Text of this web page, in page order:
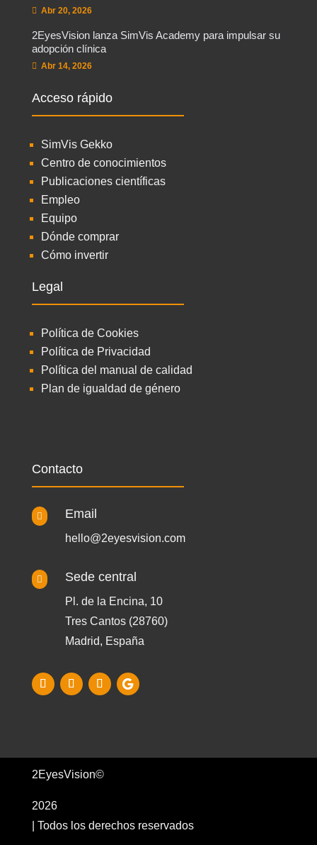
Abr 20, 2026
2EyesVision lanza SimVis Academy para impulsar su
adopción clínica
Abr 14, 2026
Acceso rápido
SimVis Gekko
Centro de conocimientos
Publicaciones científicas
Empleo
Equipo
Dónde comprar
Cómo invertir
Legal
Política de Cookies
Política de Privacidad
Política del manual de calidad
Plan de igualdad de género
Contacto
 Email
hello@2eyesvision.com
 Sede central
Pl. de la Encina, 10
Tres Cantos (28760)
Madrid, España
2EyesVision©
2026
| Todos los derechos reservados